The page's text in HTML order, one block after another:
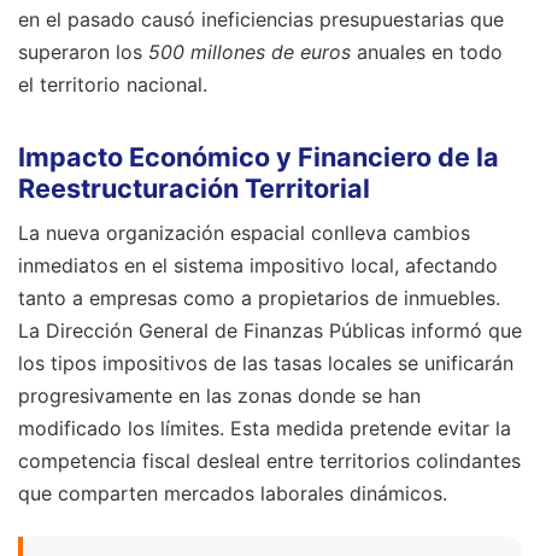
en el pasado causó ineficiencias presupuestarias que
superaron los 500 millones de euros anuales en todo
el territorio nacional.
Impacto Económico y Financiero de la
Reestructuración Territorial
La nueva organización espacial conlleva cambios
inmediatos en el sistema impositivo local, afectando
tanto a empresas como a propietarios de inmuebles.
La Dirección General de Finanzas Públicas informó que
los tipos impositivos de las tasas locales se unificarán
progresivamente en las zonas donde se han
modificado los límites. Esta medida pretende evitar la
competencia fiscal desleal entre territorios colindantes
que comparten mercados laborales dinámicos.